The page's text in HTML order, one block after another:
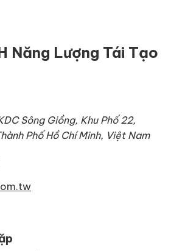
Năng Lượng Tái Tạo
Sông Giồng, Khu Phố 22,
Phố Hồ Chí Minh, Việt Nam